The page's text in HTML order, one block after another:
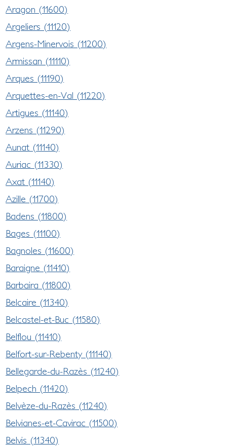
Aragon (11600)
Argeliers (11120)
Argens-Minervois (11200)
Armissan (11110)
Arques (11190)
Arquettes-en-Val (11220)
Artigues (11140)
Arzens (11290)
Aunat (11140)
Auriac (11330)
Axat (11140)
Azille (11700)
Badens (11800)
Bages (11100)
Bagnoles (11600)
Baraigne (11410)
Barbaira (11800)
Belcaire (11340)
Belcastel-et-Buc (11580)
Belflou (11410)
Belfort-sur-Rebenty (11140)
Bellegarde-du-Razès (11240)
Belpech (11420)
Belvèze-du-Razès (11240)
Belvianes-et-Cavirac (11500)
Belvis (11340)